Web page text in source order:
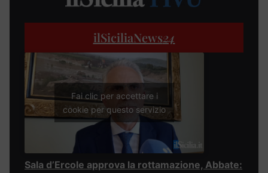
ilSiciliaNews24
Fai clic per accettare i
cookie per questo servizio
Sala d’Ercole approva la rottamazione, Abbate: